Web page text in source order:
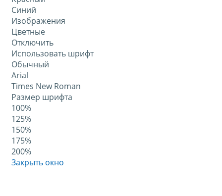
Синий
Изображения
Цветные
Отключить
Использовать шрифт
Обычный
Arial
Times New Roman
Размер шрифта
100%
125%
150%
175%
200%
Закрыть окно